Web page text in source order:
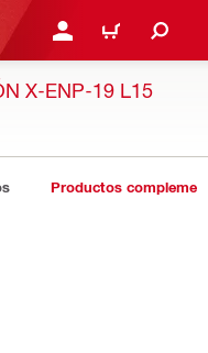
INICIE SESIÓN O
CARRITO
X-ENP-19 L15
Productos